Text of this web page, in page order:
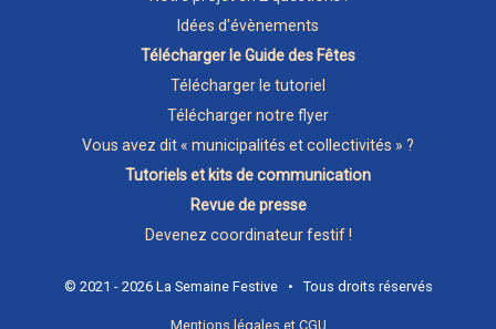
Idées d'évènements
Télécharger le Guide des Fêtes
Télécharger le tutoriel
Télécharger notre flyer
Vous avez dit « municipalités et collectivités » ?
Tutoriels et kits de communication
Revue de presse
Devenez coordinateur festif !
© 2021 - 2026 La Semaine Festive • Tous droits réservés
Mentions légales et CGU